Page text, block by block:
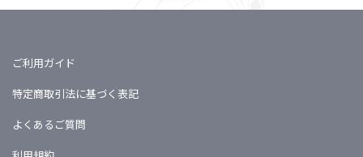
ご利用ガイド
特定商取引法に基づく表記
よくあるご質問